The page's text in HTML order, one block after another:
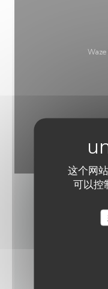
这个网
可以控
Waze
COSTAUD